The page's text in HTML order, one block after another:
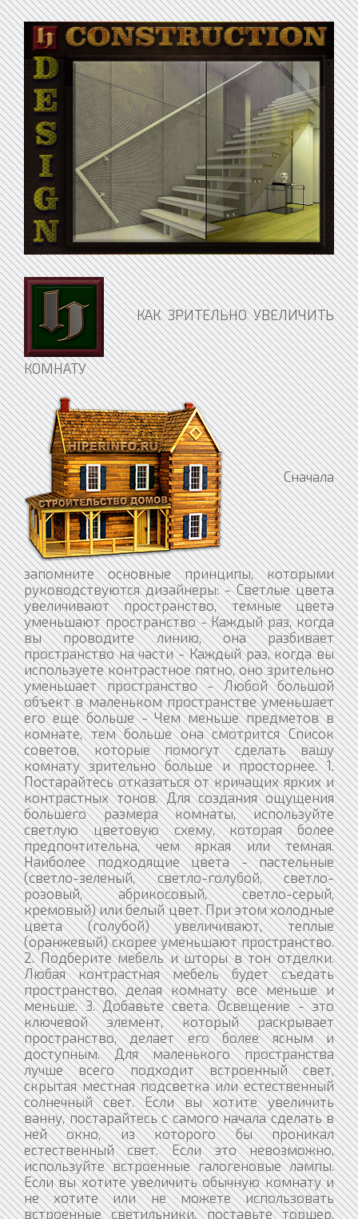
КАК ЗРИТЕЛЬНО УВЕЛИЧИТЬ
КОМНАТУ
Сначала запомните основные принципы, которыми руководствуются дизайнеры: - Светлые цвета увеличивают пространство, темные цвета уменьшают пространство - Каждый раз, когда вы проводите линию, она разбивает пространство на части - Каждый раз, когда вы используете контрастное пятно, оно зрительно уменьшает пространство - Любой большой объект в маленьком пространстве уменьшает его еще больше - Чем меньше предметов в комнате, тем больше она смотрится Список советов, которые помогут сделать вашу комнату зрительно больше и просторнее. 1. Постарайтесь отказаться от кричащих ярких и контрастных тонов. Для создания ощущения большего размера комнаты, используйте светлую цветовую схему, которая более предпочтительна, чем яркая или темная. Наиболее подходящие цвета - пастельные (светло-зеленый, светло-голубой, светло-розовый, абрикосовый, светло-серый, кремовый) или белый цвет. При этом холодные цвета (голубой) увеличивают, теплые (оранжевый) скорее уменьшают пространство. 2. Подберите мебель и шторы в тон отделки. Любая контрастная мебель будет съедать пространство, делая комнату все меньше и меньше. 3. Добавьте света. Освещение - это ключевой элемент, который раскрывает пространство, делает его более ясным и доступным. Для маленького пространства лучше всего подходит встроенный свет, скрытая местная подсветка или естественный солнечный свет. Если вы хотите увеличить ванну, постарайтесь с самого начала сделать в ней окно, из которого бы проникал естественный свет. Если это невозможно, используйте встроенные галогеновые лампы. Если вы хотите увеличить обычную комнату и не хотите или не можете использовать встроенные светильники, поставьте торшер. Свет от торшера, падая на потолок и отражаясь от него, оживляет всю комнату. 4. Избавьтесь от лишних вещей, которые загромождают комнату и создают чувство ограниченности пространства. Чем меньше вещей будет в комнате, тем больше она будет казаться. Уберите лишние фотографии, чашки со стола. 5. Постарайтесь не использовать вещи больших размеров. Важно соблюдать баланс. Даже если у вас будет всего один предмет, зато это большой рояль или кровать, комната будет казаться маленькой, поэтому используйте предметы меньшего размера, чтобы комната казалась больше. Вместо большого дивана поставьте средний и пару маленьких стульев или кресел среднего размера, которых можно было бы ставить вдоль стены и выдвигать внутрь по мере необходимости. 6. Пол и потолок- это пятая и шестая стены в каждой комнате. Покройте пол светлой блестящей плиткой, и это делает комнату ярче и более свободной. То же самое относится к потолку - используйте белый или светлый цвет для того, чтобы "открыть" пространство. Ваша комната будет смотреться больше, если все стены, пол и потолок будут похожего светлого цвета. 7. Используйте зеркала. Запомните, настенные зеркала увеличивают размеры комнаты. Зеркала создают не только конкретные отражения, они отражают еще свет и цвет. Если вы сделаете зеркало на всю стену используя зеркальную плитку, ваша комната будет казаться в два раза больше. 8. Повесьте на стены картины. При этом, одна большая картина лучше, чем группа из нескольких маленьких картин. 9. Соблюдайте цветовой баланс комнаты. Один большой ярко окрашенный элемент может подавлять и уменьшать видимое пространство, отвлекать на себя внимание и зрительно делить комнату на части. 10. Используйте мебель из стекла или зеркала. Стол из стекла, будь это обеденный стол, кофейный стол, раковина в ванной или стол - подставка, создает ощущение открытого и свободного пространства. Стол с зеркальным покрытием создает дополнительный свет в комнате. 11. Расставьте мебель вдоль стен. Если вы поставите какой-то предмет интерьера посередине, он поделит пространство на части. 12. Подберите мебель (диван, кресла и стулья) с открытыми ручками. Через них будет проникать свет и воздух, что сделает комнату более открытой и просторной. Глухие поверхности воруют пространство, открытые его дарят. 13. Для хранения больше подойдут вертикальные шкафы, чем горизонтальные. Если у вас открытые шкафы, постарайтесь не забивать их мелкими безделушками. 14. Используйте более низкую мебель - табуреты, подставки, пуфики. Если вы поставите кресло с высоченной спинкой, уменьшится перспектива, комната будет смотреться менее глубокой. 15. Постарайтесь расставить мебель по углам. За счет этого свободной пространство в центре комнаты (если оно у вас останется) будет казаться больше и интереснее. 16. Если у вас есть занавески, сделайте их из тонкой материи. Чем больше воздуха будет сквозь них проникать, тем лучше. Откажитесь от скатертей. 17. Используйте монотонные рисунки в отделке. Любые сложные или яркие узоры сделают комнату более душной и тяжелой. 18. Если это кухня и посредине стоит стол, уберите с него посуду и всю сервировку в то время, когда им не пользуетесь. Постарайтесь убрать в шкафы соковыжималки, тостеры, миксеры и прочие устройства, по крайней мере, на время прихода гостей. Если бытовая техника стоит на виду в маленькой комнате, может создастся ощущение, что ее просто некуда убирать, что еще больше подчеркнет небольшие размеры комнаты. 19. Для того, чтобы увеличить ванную комнату, в которой стоит душевая кабина, откройте двери душевой кабины. Тогда ваш взгляд будет проникать дальше, создастся ощущение большего пространства. 20. Поставьте предмет, привлекающий внимание (красивый торшер, цветок) в самый дальний от входы угол комнаты. Таким образом, внимание входящего будет сразу направлено на предмет и у него создастся ощущение большой перспективы. Все это сделает вашу комнату значительно больше, просторнее и наполнит ее воздухом. Но, главное, вы должны для себя решить, действительно ли вы хотите зрительно увеличивать комнату. Иногда небольшие комнаты с массой безделушек кажутся более уютными, домашними и теплыми. Корейский дизайнер Кю Сон У (Kyu Sung Woo)осуществил немало масштабных проектов, однако среди его работ есть пример того, как выжать максимум из минимального пространства. Двухуровневая конструкция вмещает в себя и кухню, и спальное место, и довольно объемный шкаф. По словам самого дизайнера, работу осложнил потолок волнообразной формы, с большими перепадами по высоте, но ему удалось решить эту проблему, уменьшив высоту шкафа. В целом, сооружение смотрится стильно и элегантно. Остается только надеяться, что запахи с кухни не побеспокоят владельца жилища во время сна. Ремонт офисов – евроремонт классический, как одно из самых удачных решений. Предлагаем Вашему вниманию высококачественный ремонт офисов – евроремонт и Бизнес, Эконом или Люкс класс. Офис - это лицо компании. Несомненно, выгоднее принимать клиентов и заключать сделки в хорошо обустроенном помещении. Наша компания выполнит как косметический, так и капитальный ремонт одного офиса или нескольких. При этом Вы можете заказать выполнение отдельных ремонтных и отделочных работ: укладка паркета или плитки, стяжка пола, выравнивание поверхностей пола стен и потолка и другие. Мы можем предложить Вам стандартные варианты офисного ремонта, однако, заказчик также должен продумать детали, которые будут отвечать специфике Вашего бизнеса. Чем отчетливее Вы будете представлять себе то, что Вы хотите получить в итоге, тем проще будет нашим специалистам воплотить Ваши мечты. При этом Вы всегда можете проконсультироваться с профессиональными дизайнерами и компетентными проектировщиками. Перепланировка. Жизнь в городской квартире коренным образом отличается от жизни в собственном доме, построенном по индивидуальному проекту. На своих сотках и гектарах можно реализовать самые фантастические дизайнерские решения. Иное дело - многоквартирный дом. Если речь заходит об обычном косметическом ремонте, в этом случае можно не опасаться жалоб со стороны соседей, разве что на шум с утра пораньше и поздним вечером да грязь в подъезде. Куда более серьезные трения возникают, когда собственник (или наниматель) квартиры решает заняться ее переустройством. Хотя закон гласит, что никто не вправе ему в этом препятствовать, однако совершенствовать, таким образом, свои жилищные условия нужно не во вред окружающим. Причем одновременно неплохо бы думать и о собственной безопасности, потому что нельзя гарантировать устойчивость дома, в котором в хаотичном порядке на нескольких этажах, да еще в нескольких подъездах пробиты несущие стены и перекрытия. Каждый такой проем потенциально опасен, поскольку, будучи выполненным, без расчетов и проекта, уменьшает пространственную жесткость здания в целом. Игнорирование отдельными гражданами мнения окружающих привело к тому, что сегодня с многочисленными жалобами на соседей, выполняющих по своему усмотрению перепланировку и реконструктивные работы в приватизированных квартирах, в различные инстанции обращаются такие же собственники, права которых оказались нарушенными. О том, что в квартире ведутся строительные работы, соседи обычно узнают первыми по грохоту. Не случайно была принята поправка, обязывающая гражданина до начала подобных работ получить согласие не только собственников или нанимателей, живущих с ним в одной квартире, но и всех (!) собственников дома. Понятно, что, как бы вы ни дружили с соседями, когда встанет вопрос о переустройстве жилища, получить автограф всех обитателей дома не удастся. Впрочем, желающему сделать ремонт предоставляется возможность застраховать свою гражданскую ответственность за причинение возможного вреда третьим лицам в ходе работ или в результате переустройства квартиры. В этом случае не придется уговаривать всех жильцов. Застраховаться надо будет на весь период проведения работ. От информирования же управляющего домом (ДЭЗ, ТСЖ, ЖСК) о планируемых работах и от получения разрешения на их проведение никто никого не освобождает. На первый взгляд, кажется, что нет ничего проще, чем обратиться в страховую компанию и застраховать гражданскую ответственность перед третьими лицами. Для заключения подобного договора потребуется всего 15 минут. Но не стоит слишком обольщаться. Во-первых, для этого нужно представить целый ряд документов (копию докум